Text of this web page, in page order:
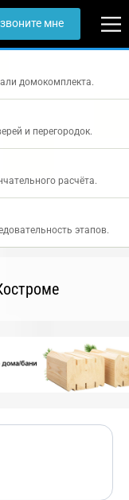
мне
домокомплекта.
и перегородок.
расчёта.
этапов.